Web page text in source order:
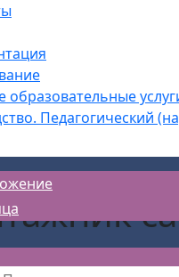
образовательные
Педагогический